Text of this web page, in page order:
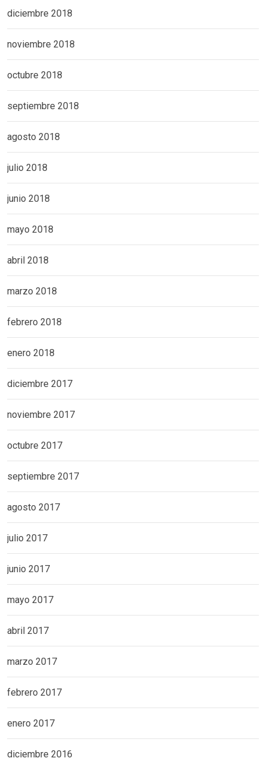
diciembre 2018
noviembre 2018
octubre 2018
septiembre 2018
agosto 2018
julio 2018
junio 2018
mayo 2018
abril 2018
marzo 2018
febrero 2018
enero 2018
diciembre 2017
noviembre 2017
octubre 2017
septiembre 2017
agosto 2017
julio 2017
junio 2017
mayo 2017
abril 2017
marzo 2017
febrero 2017
enero 2017
diciembre 2016